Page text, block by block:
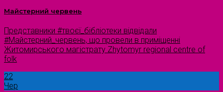
Майстерний червень
Представники #твоєї_бібліотеки відвідали
#Майстерний_червень, що провели в приміщенні
Житомирського магістрату Zhytomyr regional centre of
folk
22
Чер